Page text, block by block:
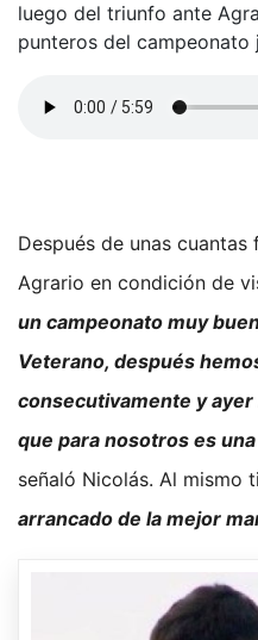
luego del triunfo ante
punteros del campeonato
Después de unas
Agrario en condición de
un campeonato muy
Veterano, después
consecutivamente y ayer
que para nosotros es
señaló Nicolás. Al mismo
arrancado de la mejor